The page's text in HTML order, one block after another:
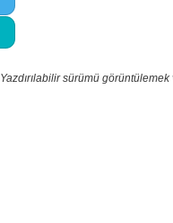
Yazdırılabilir sürümü